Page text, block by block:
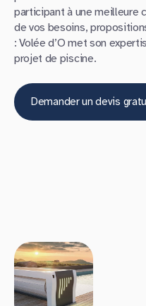
participant à une meilleure
de vos besoins,
: Volée d’O met son
projet de piscine.
Demander un devis